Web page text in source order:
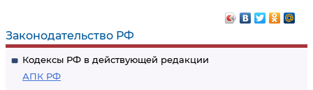
Законодательство РФ
Кодексы РФ в действующей редакции
АПК РФ